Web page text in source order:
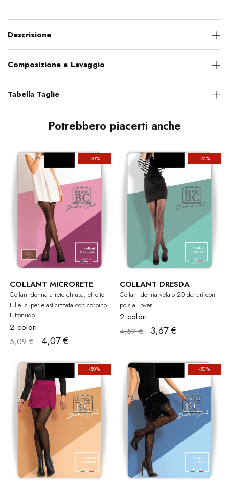
Descrizione
Composizione e Lavaggio
Tabella Taglie
Potrebbero piacerti anche
-20%
COLLANT MICRORETE
Collant donna a rete chiusa, effetto
tulle, super elasticizzata con corpino
tuttonudo.
2 colori
5,09 €
4,07 €
-20%
COLLANT DRESDA
Collant donna velato 20 denari con
pois all over.
2 colori
4,59 €
3,67 €
-50% -50%